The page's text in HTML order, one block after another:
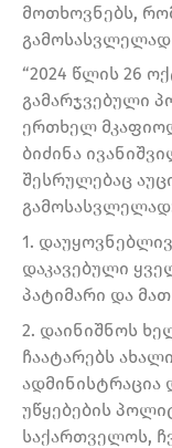
მოთხოვნებს,
“2024 წლის 26
გამარჯვებული
ერთხელ
ბიძინა
შესრულებაც
1.
დაკავებული
პატიმარი და
2. დაინიშნოს
ჩაატარებს
ადმინისტრაცია
უწყებების
საქართველოს,